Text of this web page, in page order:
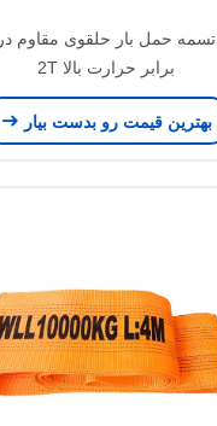
تسمه حمل بار حلقوی مقاوم در
برابر حرارت بالا 2T
بهترین قیمت رو بدست بیار